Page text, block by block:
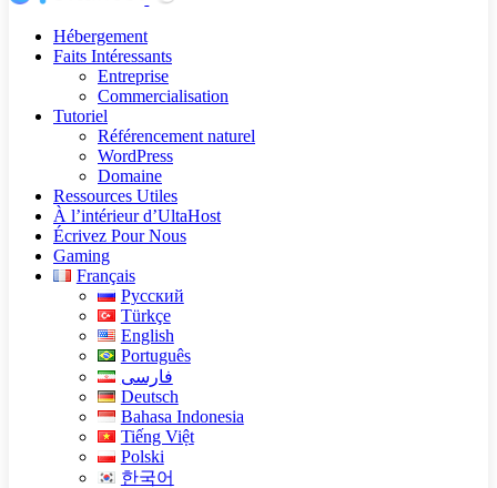
Hébergement
Faits Intéressants
Entreprise
Commercialisation
Tutoriel
Référencement naturel
WordPress
Domaine
Ressources Utiles
À l’intérieur d’UltaHost
Écrivez Pour Nous
Gaming
Français
Русский
Türkçe
English
Português
فارسی
Deutsch
Bahasa Indonesia
Tiếng Việt
Polski
한국어